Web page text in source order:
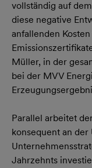
vollständig auf
diese negative
anfallenden
Müller, in der
bei der MVV
Parallel arbeitet
konsequent an
Jahrzehnts